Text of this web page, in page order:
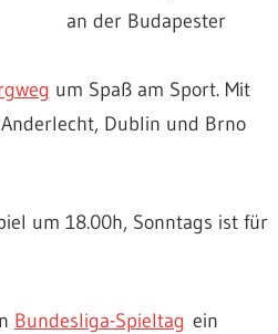
an der Budapester
um Spaß am Sport. Mit
Dublin und Brno
um 18.00h, Sonntags ist für
Bundesliga-Spieltag ein